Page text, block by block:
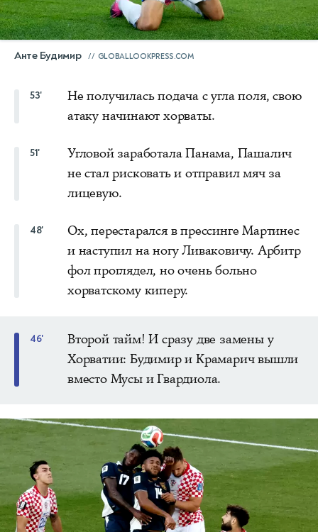
Анте Будимир GLOBALLOOKPRESS.COM
53'
Не получилась подача с угла поля, свою
атаку начинают хорваты.
51'
Угловой заработала Панама, Пашалич
не стал рисковать и отправил мяч за
лицевую.
48'
Ох, перестарался в прессинге Мартинес
и наступил на ногу Ливаковичу. Арбитр
фол проглядел, но очень больно
хорватскому киперу.
46'
Второй тайм! И сразу две замены у
Хорватии: Будимир и Крамарич вышли
вместо Мусы и Гвардиола.